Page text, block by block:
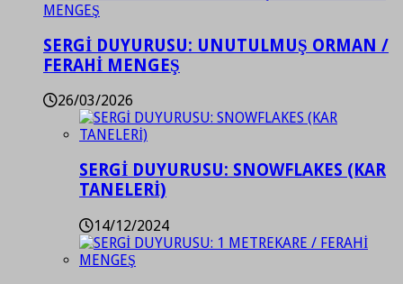
SERGİ DUYURUSU: UNUTULMUŞ ORMAN /
FERAHİ MENGEŞ
26/03/2026
SERGİ DUYURUSU: SNOWFLAKES (KAR
TANELERİ)
14/12/2024